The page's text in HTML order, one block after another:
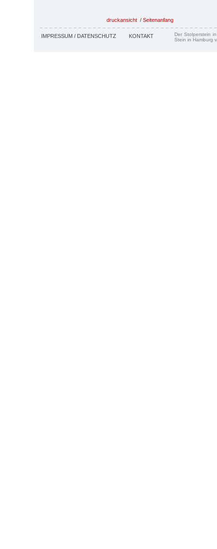
druckansicht / Seitenanfang
IMPRESSUM / DATENSCHUTZ KONTAKT
Der Stolperstein
Stein in Hamburg